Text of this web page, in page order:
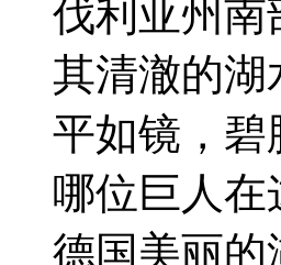
伐利亚州南
其清澈的湖
平如镜，碧
哪位巨人
德国美丽的